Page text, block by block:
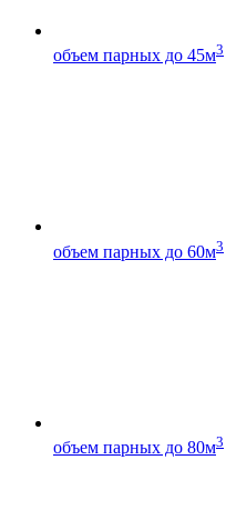
объем парных до 45м3
объем парных до 60м3
объем парных до 80м3